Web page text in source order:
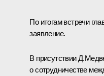
По итогам встречи
заявление.
В присутствии
о сотрудничестве